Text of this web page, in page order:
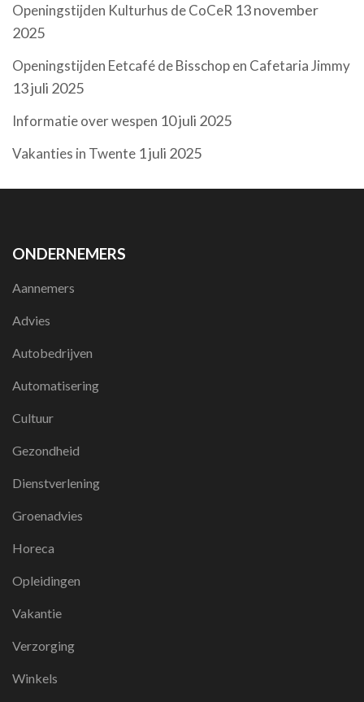
Openingstijden Kulturhus de CoCeR 13 november
2025
Openingstijden Eetcafé de Bisschop en Cafetaria Jimmy
13 juli 2025
Informatie over wespen 10 juli 2025
Vakanties in Twente 1 juli 2025
ONDERNEMERS
Aannemers
Advies
Autobedrijven
Automatisering
Cultuur
Gezondheid
Dienstverlening
Groenadvies
Horeca
Opleidingen
Vakantie
Verzorging
Winkels